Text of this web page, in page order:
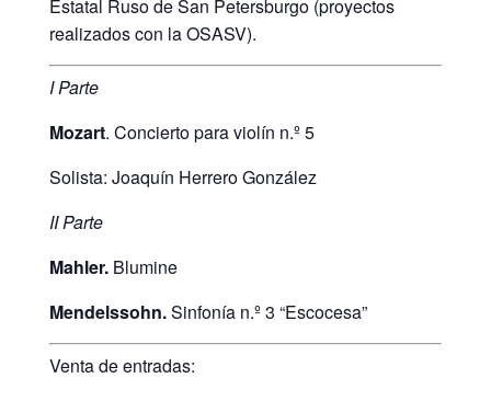
Estatal Ruso de San Petersburgo (proyectos
realizados con la OSASV).
I Parte
Mozart. Concierto para violín n.º 5
Solista: Joaquín Herrero González
II Parte
Mahler.Blumine
Mendelssohn.Sinfonía n.º 3 “Escocesa”
Venta de entradas: